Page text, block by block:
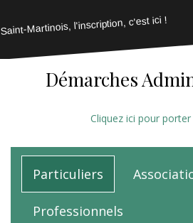
Saint-Martinois, l'inscription, c'est ici !
Démarches
Cliquez ici pour porter
Particuliers
Professionnels